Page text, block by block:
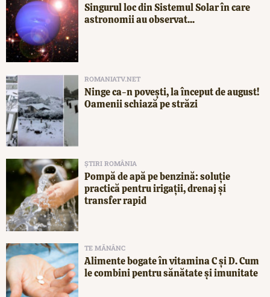
Singurul loc din Sistemul Solar în care
astronomii au observat...
ROMANIATV.NET
Ninge ca-n povești, la început de august!
Oamenii schiază pe străzi
ȘTIRI ROMÂNIA
Pompă de apă pe benzină: soluție
practică pentru irigații, drenaj și
transfer rapid
TE MĂNÂNC
Alimente bogate în vitamina C și D. Cum
le combini pentru sănătate și imunitate